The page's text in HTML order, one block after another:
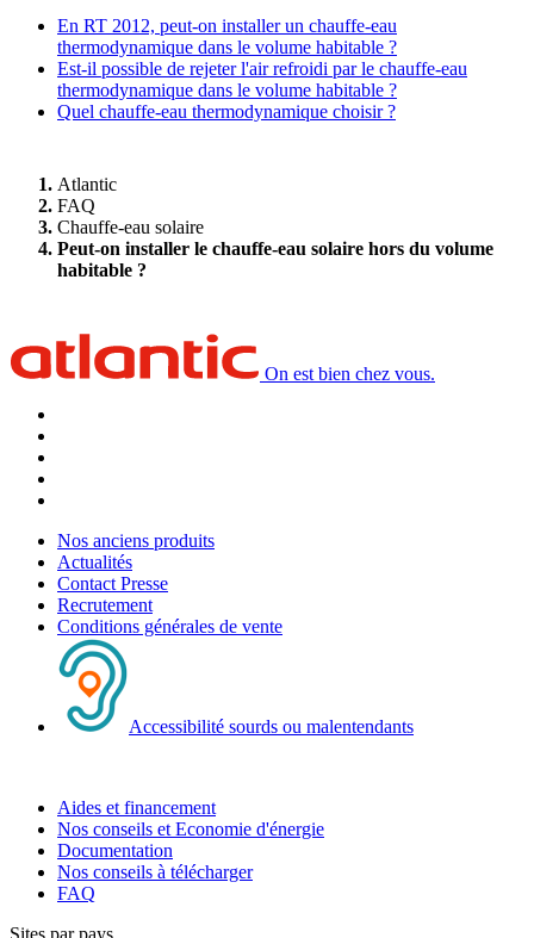
En RT 2012, peut-on installer un chauffe-eau
thermodynamique dans le volume habitable ?
Est-il possible de rejeter l'air refroidi par le chauffe-eau
thermodynamique dans le volume habitable ?
Quel chauffe-eau thermodynamique choisir ?
Atlantic
FAQ
Chauffe-eau solaire
Peut-on installer le chauffe-eau solaire hors du volume
habitable ?
On est bien chez vous.
Nos anciens produits
Actualités
Contact Presse
Recrutement
Conditions générales de vente
Accessibilité sourds ou malentendants
Aides et financement
Nos conseils et Economie d'énergie
Documentation
Nos conseils à télécharger
FAQ